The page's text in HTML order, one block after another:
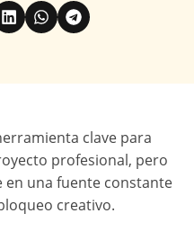
clave para
profesional, pero
una fuente constante
creativo.